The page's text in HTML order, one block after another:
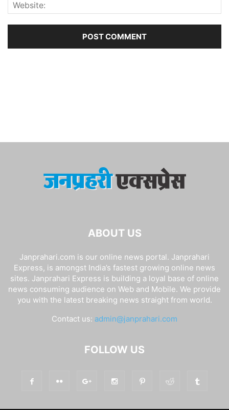
ABOUT US
Janprahari.com is our online news portal. Janprahari
Express, is amongst India’s fastest growing online news
sites. Janprahari Express is building a loyal base of online
news consuming audience on Web and Mobile. We provide
you with the latest breaking news straight from world.
Contact us: admin@janprahari.com
FOLLOW US